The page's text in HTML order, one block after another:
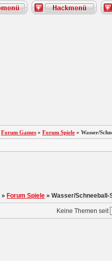
Forum Games » Forum Spiele » Wasser/
» Forum Spiele » Wasser/Schneeball-
Keine Themen seit